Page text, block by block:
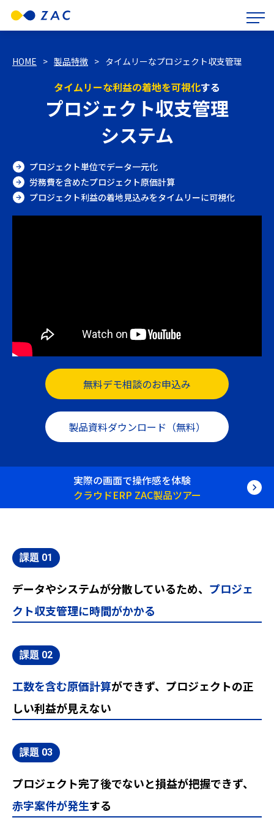
HOME > 製品特徴 > タイムリーなプロジェクト収支管理
タイムリーな利益の着地を可視化する
プロジェクト収支管理
システム
プロジェクト単位でデータ一元化
労務費を含めたプロジェクト原価計算
プロジェクト利益の着地見込みをタイムリーに可視化
無料デモ相談のお申込み
製品資料ダウンロード（無料）
実際の画面で操作感を体験
クラウドERP ZAC製品ツアー
データやシステムが分散しているため、 プロジェ
クト収支管理に時間がかかる
工数を含む原価計算ができず、プロジェクトの正
しい利益が見えない
プロジェクト完了後でないと損益が把握できず、
赤字案件が発生する